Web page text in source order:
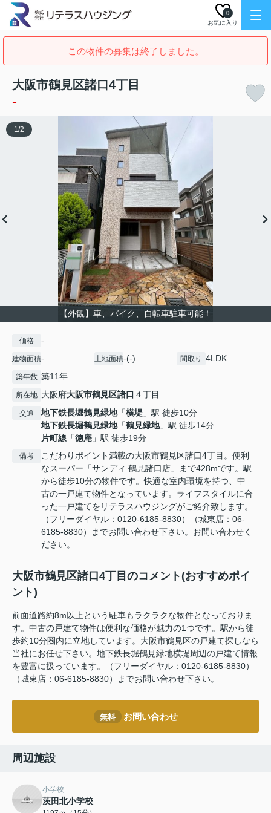
お気に入り
0
この物件の募集は終了しました。
大阪市鶴見区諸口4丁目
-
【外観】車、バイク、自転車駐車可能！
1/2
価格 -
建物面積- 土地面積-(-) 間取り 4LDK
築年数 築11年
所在地 大阪府大阪市鶴見区諸口 ４丁目
交通 地下鉄長堀鶴見緑地「横堤 」駅 徒歩10分
地下鉄長堀鶴見緑地「鶴見緑地」駅 徒歩14分
片町線 「徳庵 」駅 徒歩19分
備考
こだわりポイント満載の大阪市鶴見区諸口4丁目。便利
なスーパー「サンディ 鶴見諸口店」まで428mです。駅
から徒歩10分の物件です。快適な室内環境を持つ、中
古の一戸建て物件となっています。ライフスタイルに合
った一戸建てをリテラスハウジングがご紹介致します。
（フリーダイヤル：0120-6185-8830）（城東店：06-
6185-8830）までお問い合わせ下さい。お問い合わせく
ださい。
大阪市鶴見区諸口4丁目のコメント(おすすめポイ
ント)
前面道路約8m以上という駐車もラクラクな物件となっておりま
す。中古の戸建て物件は便利な価格が魅力の1つです。駅から徒
歩約10分圏内に立地しています。大阪市鶴見区の戸建て探しなら
当社にお任せ下さい。地下鉄長堀鶴見緑地横堤周辺の戸建て情報
を豊富に扱っています。（フリーダイヤル：0120-6185-8830）
（城東店：06-6185-8830）までお問い合わせ下さい。
無料 お問い合わせ
周辺施設
小学校
茨田北小学校